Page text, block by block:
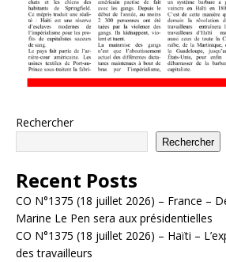
Rechercher
Rechercher
Recent Posts
CO N°1375 (18 juillet 2026) – France –
Marine Le Pen sera aux présidentielles
CO N°1375 (18 juillet 2026) – Haïti –
des travailleurs